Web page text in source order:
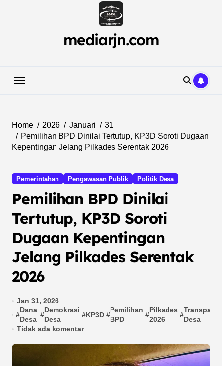
mediarjn.com
Home 2026 Januari
31
Pemilihan BPD Dinilai Tertutup, KP3D Soroti Dugaan
Kepentingan Jelang Pilkades Serentak 2026
Pemerintahan Pengawasan Publik Politik Desa
Pemilihan BPD Dinilai
Tertutup, KP3D Soroti
Dugaan Kepentingan
Jelang Pilkades Serentak
2026
Jan 31, 2026
#
Dana
Desa
#
Demokrasi
Desa
#KP3D #
Pemilihan
BPD
#
Pilkades
2026
#
Desa
Tidak ada komentar